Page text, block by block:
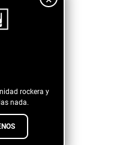
rockera y
nada.